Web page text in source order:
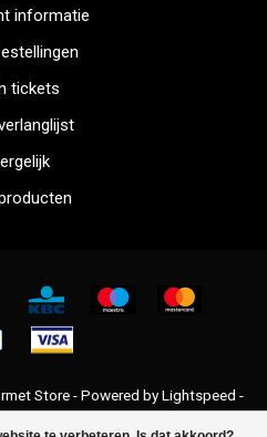
informatie
tickets
Store - Powered byLightspeed -
by Dyvelopment